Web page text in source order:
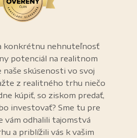
konkrétnu nehnuteľnosť
potenciál na realitnom
skúsenosti vo svoj
z realitného trhu niečo
kúpiť, so ziskom predať,
investovať? Sme tu pre
vám odhalili tajomstvá
a priblížili vás k vašim